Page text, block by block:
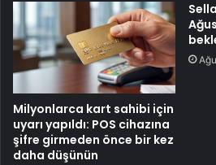
Milyonlarca kart sahibi için
uyarı yapıldı: POS cihazına
şifre girmeden önce bir kez
daha düşünün